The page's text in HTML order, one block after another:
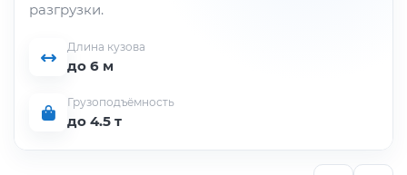
разгрузки.
Длина кузова
до 6 м
Грузоподъёмность
до 4.5 т